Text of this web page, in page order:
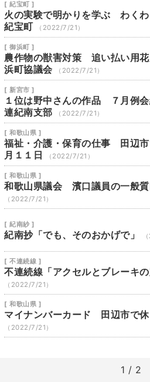
[ 紀宝町 ]
火の実験で明かりを学ぶ わく
紀宝町
（2022/7/21）
[ 御浜町 ]
農作物の獣害対策 追い払い用
浜町協議会
（2022/7/21）
[ 新宮市 ]
１位は野中さんの作品 ７月例
連紀南支部
（2022/7/21）
[ 和歌山県 ]
福祉・介護・保育の仕事 田辺
月１１日
（2022/7/21）
[ 和歌山県 ]
和歌山県議会 濱口議員の一般
（2022/7/21）
[ 紀南紗 ]
紀南抄「でも、そのおかげで」
[ 不連続線 ]
不連続線「アクセルとブレーキの
（2022/7/21）
[ 和歌山県 ]
マイナンバーカード 田辺市で
（2022/7/21）
1 / 2